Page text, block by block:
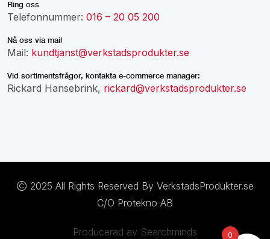
Ring oss
Telefonnummer: 016 – 20 05 200
Nå oss via mail
Mail: kundtjanst@verkstadsprodukter.se
Vid sortimentsfrågor, kontakta e-commerce manager:
Rickard Hansebrink, rickard@verkstadsprodukter.se
2025 All Rights Reserved By VerkstadsProdukter.se
C/O Protekno AB
Producerad av Searchminds 0